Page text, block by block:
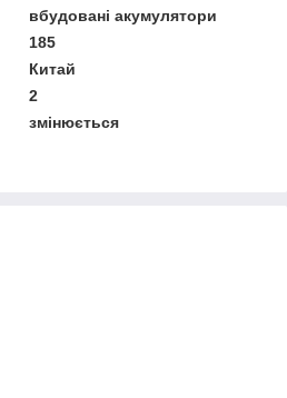
вбудовані акумулятори
185
Китай
2
змінюється